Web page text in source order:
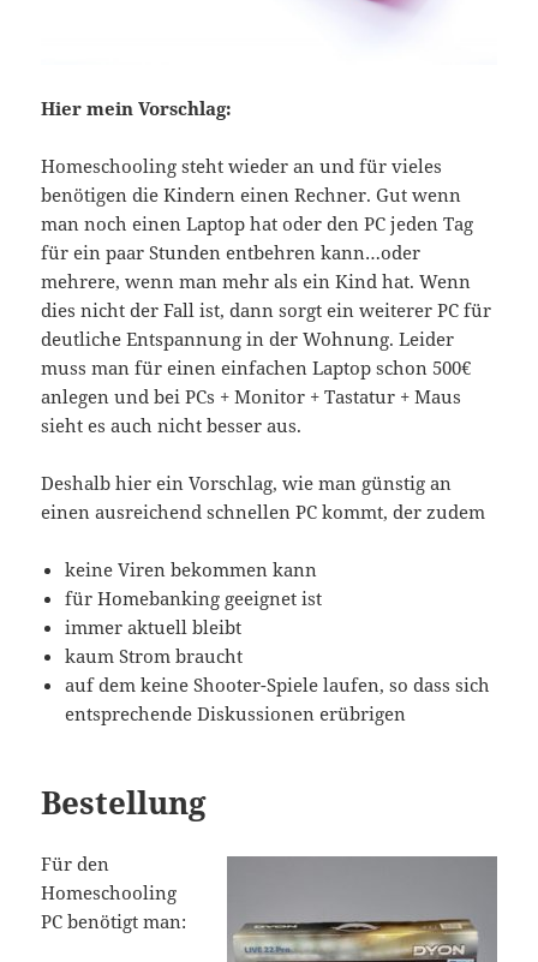
Hier mein Vorschlag:
Homeschooling steht wieder an und für vieles
benötigen die Kindern einen Rechner. Gut wenn
man noch einen Laptop hat oder den PC jeden Tag
für ein paar Stunden entbehren kann…oder
mehrere, wenn man mehr als ein Kind hat. Wenn
dies nicht der Fall ist, dann sorgt ein weiterer PC für
deutliche Entspannung in der Wohnung. Leider
muss man für einen einfachen Laptop schon 500€
anlegen und bei PCs + Monitor + Tastatur + Maus
sieht es auch nicht besser aus.
Deshalb hier ein Vorschlag, wie man günstig an
einen ausreichend schnellen PC kommt, der zudem
keine Viren bekommen kann
für Homebanking geeignet ist
immer aktuell bleibt
kaum Strom braucht
auf dem keine Shooter-Spiele laufen, so dass sich
entsprechende Diskussionen erübrigen
Bestellung
Für den
Homeschooling
PC benötigt man: